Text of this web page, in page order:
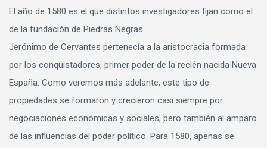
El año de 1580 es el que distintos investigadores fijan como el
de la fundación de Piedras Negras.
Jerónimo de Cervantes pertenecía a la aristocracia formada
por los conquistadores, primer poder de la recién nacida Nueva
España. Como veremos más adelante, este tipo de
propiedades se formaron y crecieron casi siempre por
negociaciones económicas y sociales, pero también al amparo
de las influencias del poder político. Para 1580, apenas se